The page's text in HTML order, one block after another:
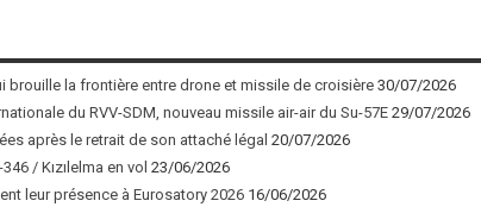
brouille la frontière entre drone et missile de croisière 30/07/2026
du RVV-SDM, nouveau missile air-air du Su-57E 29/07/2026
après le retrait de son attaché légal 20/07/2026
/ Kızılelma en vol 23/06/2026
leur présence à Eurosatory 2026 16/06/2026